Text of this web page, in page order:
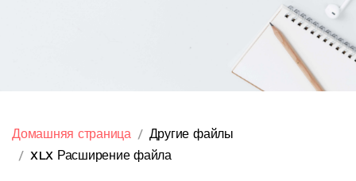
Домашняя страница
Другие файлы
XLX Расширение файла